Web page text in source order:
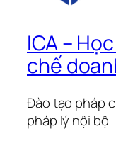
ICA –
chế
Đào tạo pháp
pháp lý nội bộ